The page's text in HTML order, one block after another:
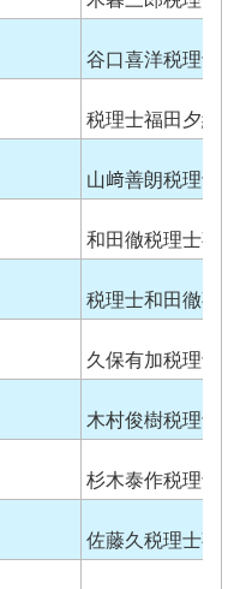
谷口喜洋税理士
税理士福田夕紀
山﨑善朗税理士
和田徹税理士事
税理士和田徹事
久保有加税理士
木村俊樹税理士
杉木泰作税理士
佐藤久税理士事